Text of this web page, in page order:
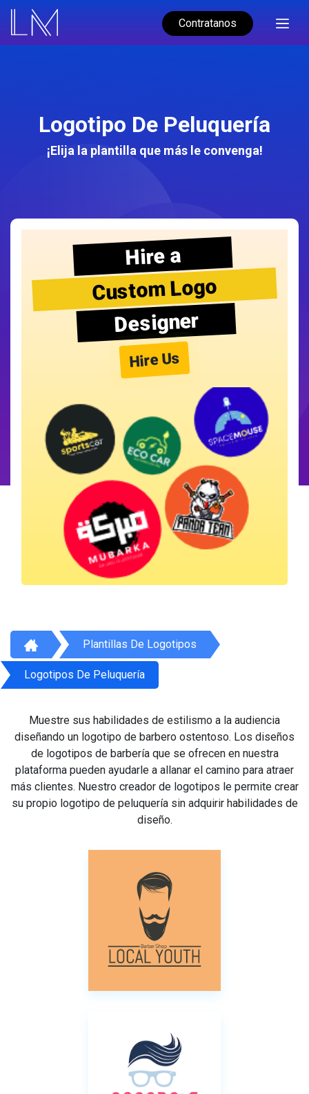
Contratanos
Logotipo De Peluquería
¡Elija la plantilla que más le convenga!
Hire a
Custom Logo
Designer
Hire Us
Plantillas De Logotipos
Logotipos De Peluquería
Muestre sus habilidades de estilismo a la audiencia
diseñando un logotipo de barbero ostentoso. Los diseños
de logotipos de barbería que se ofrecen en nuestra
plataforma pueden ayudarle a allanar el camino para atraer
más clientes. Nuestro creador de logotipos le permite crear
su propio logotipo de peluquería sin adquirir habilidades de
diseño.